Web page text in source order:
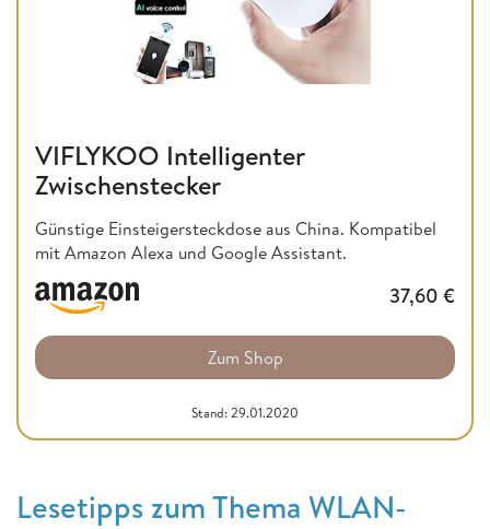
VIFLYKOO Intelligenter
Zwischenstecker
Günstige Einsteigersteckdose aus China. Kompatibel
mit Amazon Alexa und Google Assistant.
37,60 €
Zum Shop
Stand: 29.01.2020
Lesetipps zum Thema WLAN-